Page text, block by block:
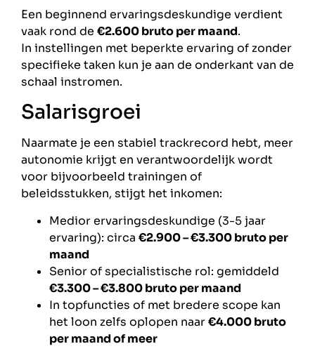
Een beginnend ervaringsdeskundige verdient
vaak rond de €2.600 bruto per maand.
In instellingen met beperkte ervaring of zonder
specifieke taken kun je aan de onderkant van de
schaal instromen.
Salarisgroei
Naarmate je een stabiel trackrecord hebt, meer
autonomie krijgt en verantwoordelijk wordt
voor bijvoorbeeld trainingen of
beleidsstukken, stijgt het inkomen:
Medior ervaringsdeskundige (3-5 jaar
ervaring): circa €2.900 – €3.300 bruto per
maand
Senior of specialistische rol: gemiddeld
€3.300 – €3.800 bruto per maand
In topfuncties of met bredere scope kan
het loon zelfs oplopen naar€4.000 bruto
per maand of meer